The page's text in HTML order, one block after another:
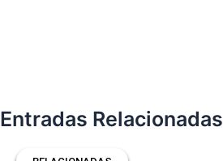
Entradas Relacionadas